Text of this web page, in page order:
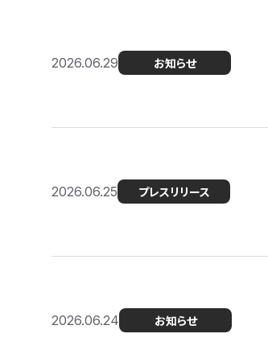
2026.06.29 お知らせ
2026.06.25 プレスリリース
2026.06.24 お知らせ